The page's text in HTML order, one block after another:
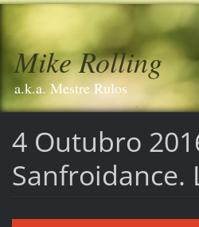
Mike Rolling
a.k.a. Mestre Rulos
4 Outubro
Sanfroidance.